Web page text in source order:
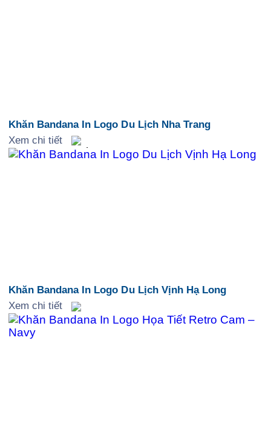
Khăn Bandana In Logo Du Lịch Nha Trang
Xem chi tiết
Khăn Bandana In Logo Du Lịch Vịnh Hạ Long
Xem chi tiết